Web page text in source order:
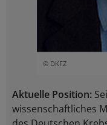
© DKFZ
Aktuelle Position:
wissenschaftliches